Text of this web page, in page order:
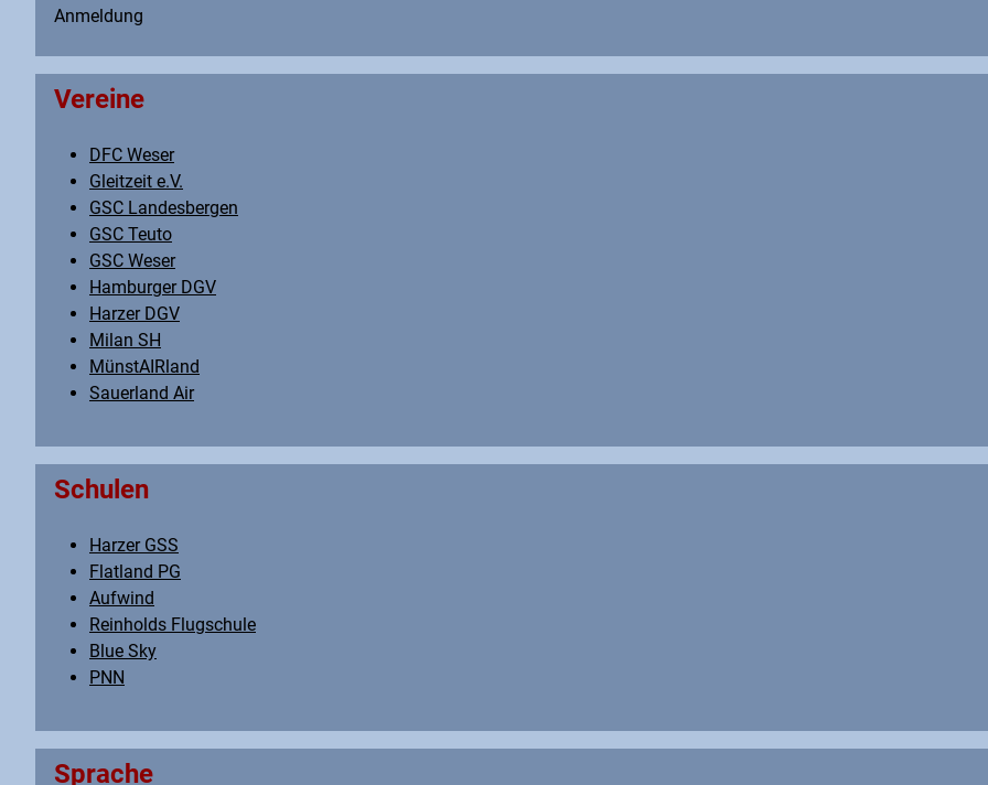
Anmeldung
Vereine
DFC Weser
Gleitzeit e.V.
GSC Landesbergen
GSC Teuto
GSC Weser
Hamburger DGV
Harzer DGV
Milan SH
MünstAIRland
Sauerland Air
Schulen
Harzer GSS
Flatland PG
Aufwind
Reinholds Flugschule
Blue Sky
PNN
Sprache